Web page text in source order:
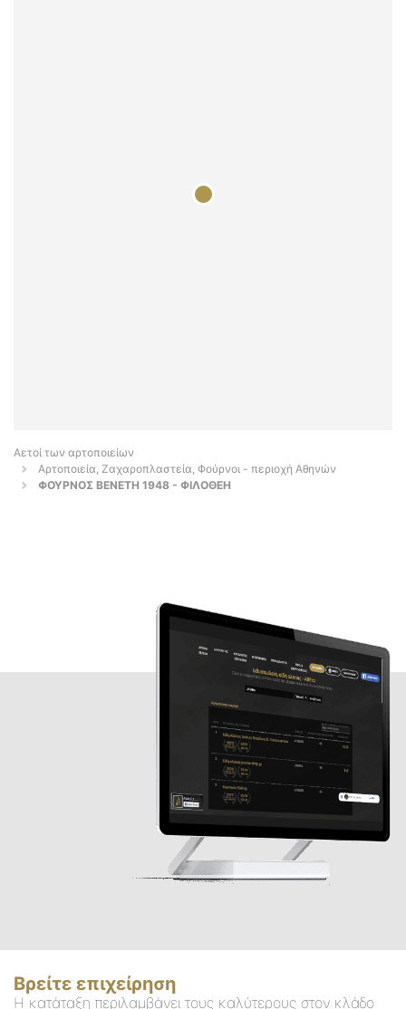
Αετοί των αρτοποιείων
Αρτοποιεία, Ζαχαροπλαστεία, Φούρνοι - περιοχή Αθηνών
ΦΟΥΡΝΟΣ ΒΕΝΕΤΗ 1948 - ΦΙΛΟΘΕΗ
Βρείτε επιχείρηση
Η κατάταξη περιλαμβάνει τους καλύτερους στον κλάδο